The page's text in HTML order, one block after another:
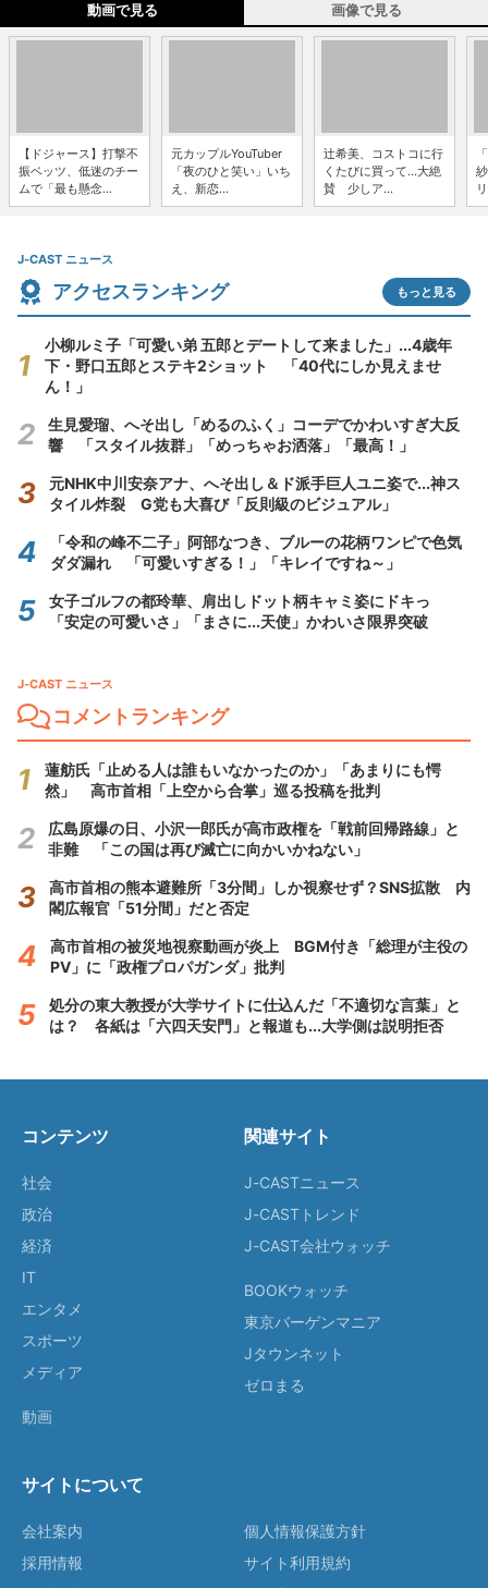
動画で見る 画像で見る
【ドジャース】打撃不
振ベッツ、低迷のチー
ムで「最も懸念...
元カップルYouTuber
「夜のひと笑い」いち
え、新恋...
辻希美、コストコに行
くたびに買って...大絶
賛 少しア...
J-CAST ニュース
アクセスランキング もっと見る
小柳ルミ子「可愛い弟 五郎とデートして来ました」...4歳年
下・野口五郎とステキ2ショット 「40代にしか見えませ
ん！」
生見愛瑠、へそ出し「めるのふく」コーデでかわいすぎ大反
響 「スタイル抜群」「めっちゃお洒落」「最高！」
元NHK中川安奈アナ、へそ出し＆ド派手巨人ユニ姿で...神ス
タイル炸裂 G党も大喜び「反則級のビジュアル」
「令和の峰不二子」阿部なつき、ブルーの花柄ワンピで色気
ダダ漏れ 「可愛いすぎる！」「キレイですね～」
女子ゴルフの都玲華、肩出しドット柄キャミ姿にドキっ
「安定の可愛いさ」「まさに...天使」かわいさ限界突破
J-CAST ニュース
コメントランキング
蓮舫氏「止める人は誰もいなかったのか」「あまりにも愕
然」 高市首相「上空から合掌」巡る投稿を批判
広島原爆の日、小沢一郎氏が高市政権を「戦前回帰路線」と
非難 「この国は再び滅亡に向かいかねない」
高市首相の熊本避難所「3分間」しか視察せず？SNS拡散 内
閣広報官「51分間」だと否定
高市首相の被災地視察動画が炎上 BGM付き「総理が主役の
PV」に「政権プロパガンダ」批判
処分の東大教授が大学サイトに仕込んだ「不適切な言葉」と
は？ 各紙は「六四天安門」と報道も...大学側は説明拒否
コンテンツ
社会
政治
経済
IT
エンタメ
スポーツ
メディア
動画
関連サイト
J-CASTニュース
J-CASTトレンド
J-CAST会社ウォッチ
BOOKウォッチ
東京バーゲンマニア
Jタウンネット
ゼロまる
サイトについて
会社案内
採用情報
個人情報保護方針
サイト利用規約